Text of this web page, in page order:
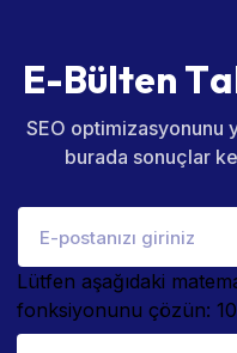
E-Bülten Ta
SEO optimizasyonunu
burada sonuçlar
Lütfen aşağıdaki
fonksiyonunu çözün: